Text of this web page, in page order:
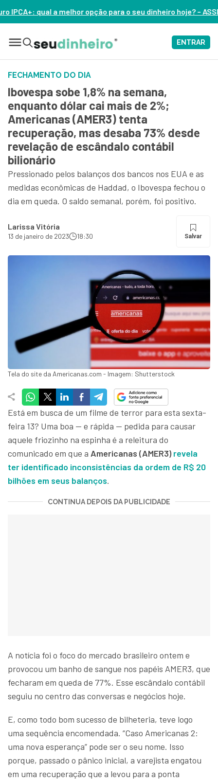
para o seu dinheiro hoje? – ASSISTA AGORA
ENTRAR
FECHAMENTO DO DIA
Ibovespa sobe 1,8% na semana,
enquanto dólar cai mais de 2%;
Americanas (AMER3) tenta
recuperação, mas desaba 73% desde
revelação de escândalo contábil
bilionário
Pressionado pelos balanços dos bancos nos EUA e as
medidas econômicas de Haddad, o Ibovespa fechou o
dia em queda. O saldo semanal, porém, foi positivo.
Larissa Vitória
13 de janeiro de 2023 18:30 Salvar
Tela do site da Americanas.com - Imagem: Shutterstock
Está em busca de um filme de terror para esta sexta-
feira 13? Uma boa — e rápida — pedida para causar
aquele friozinho na espinha é a releitura do
comunicado em que a Americanas (AMER3) revela
ter identificado inconsistências da ordem de R$ 20
bilhões em seus balanços.
CONTINUA DEPOIS DA PUBLICIDADE
A notícia foi o foco do mercado brasileiro ontem e
provocou um banho de sangue nos papéis AMER3, que
fecharam em queda de 77%. Esse escândalo contábil
seguiu no centro das conversas e negócios hoje.
E, como todo bom sucesso de bilheteria, teve logo
uma sequência encomendada. “Caso Americanas 2:
uma nova esperança” pode ser o seu nome. Isso
porque, passado o pânico inicial, a varejista engatou
em uma recuperação que a levou para a ponta